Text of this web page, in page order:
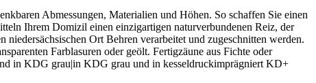
Abmessungen, Materialien und Höhen. So schaffen Sie einen
Ihrem Domizil einen einzigartigen naturverbundenen Reiz, der
Ort Behren verarbeitet und zugeschnitten werden.
Farblasuren oder geölt. Fertigzäune aus Fichte oder
in KDG grau|in KDG grau und in kesseldruckimprägniert KD+